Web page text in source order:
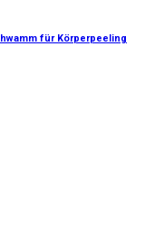
für Körperpeeling